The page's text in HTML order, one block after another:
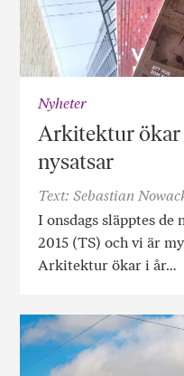
Nyheter
Arkitektur ökar
nysatsar
Text: Sebastian
I onsdags släpptes de
2015 (TS) och vi är
Arkitektur ökar i år…